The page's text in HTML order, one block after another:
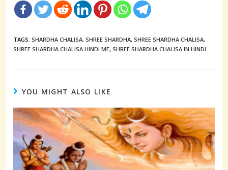
TAGS:SHARDHA CHALISA, SHREE SHARDHA, SHREE SHARDHA CHALISA,
SHREE SHARDHA CHALISA HINDI ME, SHREE SHARDHA CHALISA IN HINDI
YOU MIGHT ALSO LIKE